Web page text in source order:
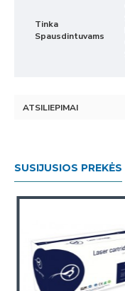
Tinka
Spausdintuvams
ATSILIEPIMAI
SUSIJUSIOS PREKĖS